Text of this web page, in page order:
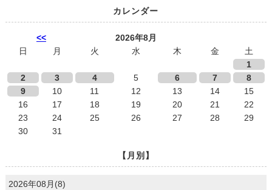
カレンダー
<<
2026年8月
日
月 火 水 木 金
土
1
2
3 4 5 6 7
8
9
10 11 12 13 14
15
16
17 18 19 20 21
22
23
24 25 26 27 28
29
30
31
【月別】
2026年08月(8)